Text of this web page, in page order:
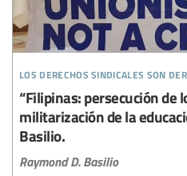
los derechos sindicales son
“Filipinas: persecución de
militarización de la
Basilio.
Raymond D. Basilio